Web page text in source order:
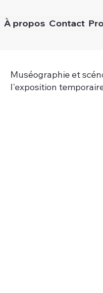
À propos Contact
Muséographie et
l'exposition